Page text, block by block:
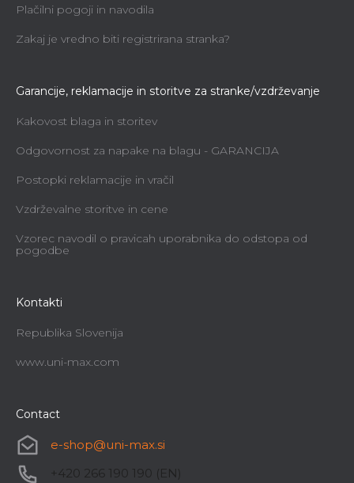
Plačilni pogoji in navodila
Zakaj je vredno biti registrirana stranka?
Garancije, reklamacije in storitve za stranke/vzdrževanje
Kakovost blaga in storitev
Odgovornost za napake na blagu - GARANCIJA
Postopki reklamacije in vračil
Vzdrževalne storitve in cene
Vzorec navodil o pravicah uporabnika do odstopa od
pogodbe
Kontakti
Republika Slovenija
www.uni-max.com
Contact
e-shop@uni-max.si
+420 266 190 190 (EN)